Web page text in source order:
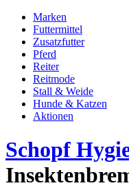
Marken
Futtermittel
Zusatzfutter
Pferd
Reiter
Reitmode
Stall & Weide
Hunde & Katzen
Aktionen
Schopf